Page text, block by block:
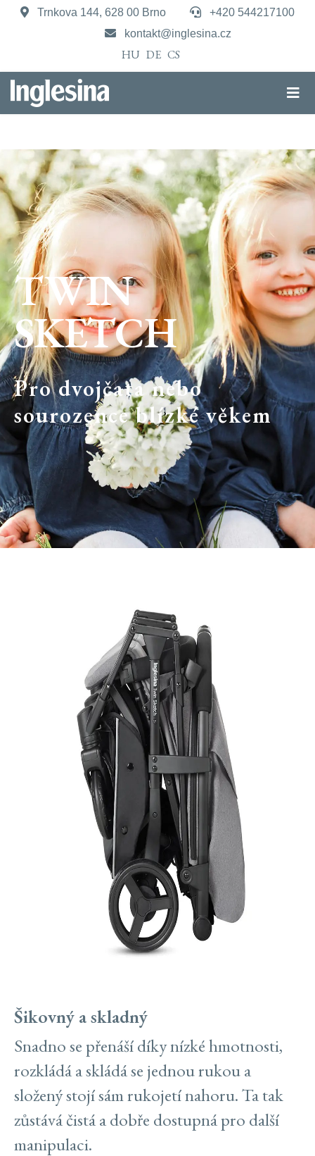
Trnkova 144, 628 00 Brno
+420 544217100
kontakt@inglesina.cz
HU DE CS
TWIN
SKETCH
Pro dvojčata nebo
sourozence blízké věkem
Šikovný a skladný
Snadno se přenáší díky nízké hmotnosti,
rozkládá a skládá se jednou rukou a
složený stojí sám rukojetí nahoru. Ta tak
zůstává čistá a dobře dostupná pro další
manipulaci.